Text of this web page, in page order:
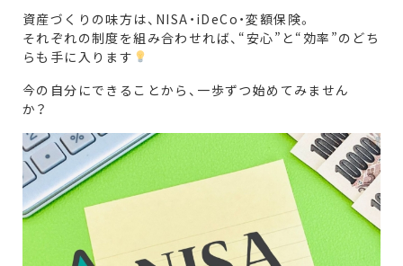
資産づくりの味方は、NISA・iDeCo・変額保険。
それぞれの制度を組み合わせれば、“安心”と“効率”のどち
らも手に入ります
今の自分にできることから、一歩ずつ始めてみません
か？